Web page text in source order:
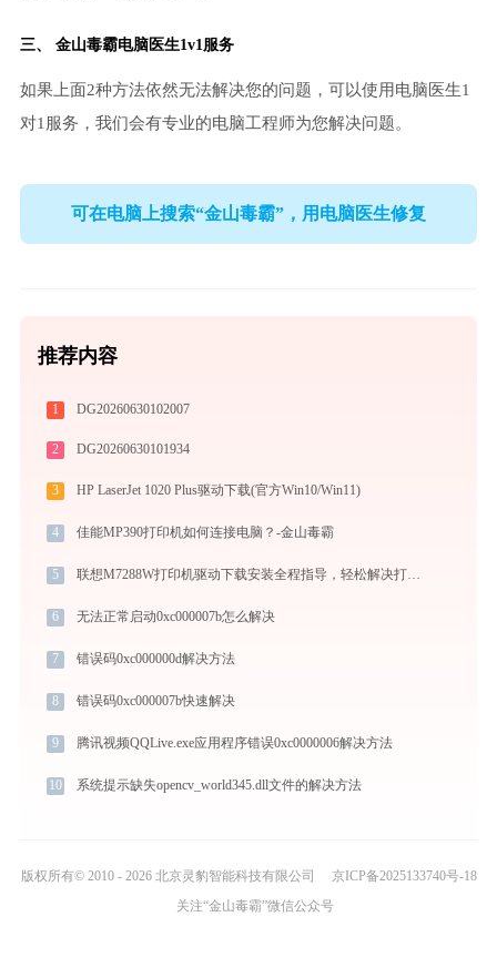
三、 金山毒霸电脑医生1v1服务
如果上面2种方法依然无法解决您的问题，可以使用电脑医生1
对1服务，我们会有专业的电脑工程师为您解决问题。
可在电脑上搜索“金山毒霸”，用电脑医生修复
推荐内容
1 DG20260630102007
2 DG20260630101934
3 HP LaserJet 1020 Plus驱动下载(官方Win10/Win11)
4 佳能MP390打印机如何连接电脑？-金山毒霸
5 联想M7288W打印机驱动下载安装全程指导，轻松解决打印问题
6 无法正常启动0xc000007b怎么解决
7 错误码0xc000000d解决方法
8 错误码0xc000007b快速解决
9 腾讯视频QQLive.exe应用程序错误0xc0000006解决方法
10 系统提示缺失opencv_world345.dll文件的解决方法
版权所有© 2010 - 2026 北京灵豹智能科技有限公司
京ICP备2025133740号-18
关注“金山毒霸”微信公众号